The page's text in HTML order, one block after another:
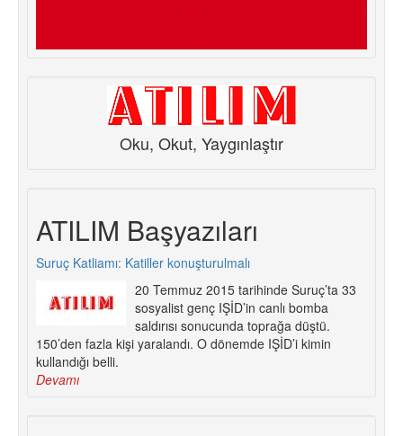
Oku, Okut, Yaygınlaştır
ATILIM Başyazıları
Suruç Katliamı: Katiller konuşturulmalı
20 Temmuz 2015 tarihinde Suruç’ta 33
sosyalist genç IŞİD’in canlı bomba
saldırısı sonucunda toprağa düştü.
150’den fazla kişi yaralandı. O dönemde IŞİD’i kimin
kullandığı belli.
Devamı